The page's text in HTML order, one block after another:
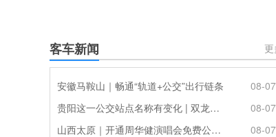
客车新闻 更
安徽马鞍山｜畅通“轨道+公交”出行链条
08-07
贵阳这一公交站点名称有变化 | 双龙优化调整公交线路
08-07
山西太原｜开通周华健演唱会免费公交接驳专线
08-07